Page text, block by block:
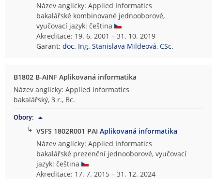
Název anglicky: Applied Informatics
bakalářské kombinované jednooborové,
vyučovací jazyk: čeština
Akreditace: 19. 6. 2001 – 31. 10. 2019
Garant:doc. Ing. Stanislava Mildeová, CSc.
B1802 B-AINF Aplikovaná informatika
Název anglicky: Applied Informatics
bakalářský, 3 r., Bc.
Obory:
↳ VSFS 1802R001 PAIAplikovaná informatika
Název anglicky: Applied Informatics
bakalářské prezenční jednooborové, vyučovací
jazyk: čeština
Akreditace: 17. 7. 2015 – 31. 12. 2024